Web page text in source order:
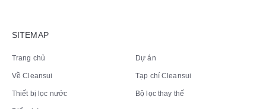
SITEMAP
Trang chủ Dự án
Về Cleansui Tạp chí Cleansui
Thiết bị lọc nước Bộ lọc thay thế